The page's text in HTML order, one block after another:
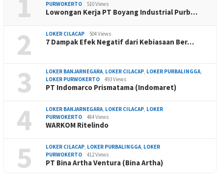
PURWOKERTO
510 Views
Lowongan Kerja PT Boyang Industrial Purb…
2 LOKER CILACAP 504 Views
7 Dampak Efek Negatif dari Kebiasaan Ber…
3 LOKER BANJARNEGARA LOKER CILACAP LOKER PURBALINGGA
LOKER PURWOKERTO
493 Views
PT Indomarco Prismatama (Indomaret)
4 LOKER BANJARNEGARA LOKER CILACAP LOKER
PURWOKERTO
484 Views
WARKOM Ritelindo
5 LOKER CILACAP LOKER PURBALINGGA LOKER
PURWOKERTO
412 Views
PT Bina Artha Ventura (Bina Artha)